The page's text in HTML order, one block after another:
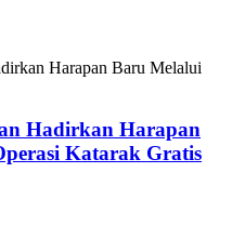
Hadirkan Harapan
Katarak Gratis